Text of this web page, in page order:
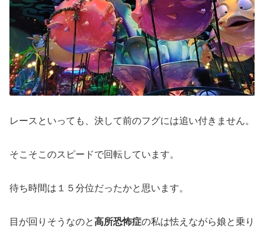
レースといっても、決して前のフグには追い付きません。
そこそこのスピードで回転しています。
待ち時間は１５分位だったかと思います。
目が回りそうなのと高所恐怖症の私は怯えながら娘と乗り